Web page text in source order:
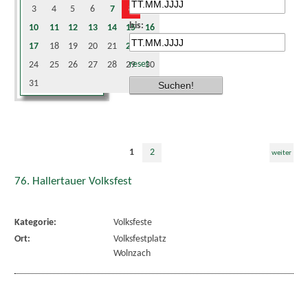
3
4 5 6 7 8
9
10
11 12 13 14 15
16
17
18 19 20 21 22
23
24
25 26 27 28 29
30
31
bis:
reset
1 2 weiter
76. Hallertauer Volksfest
Kategorie:
Volksfeste
Ort:
Volksfestplatz
Wolnzach